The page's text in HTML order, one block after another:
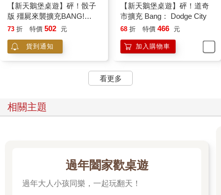
【新天鵝堡桌遊】砰！骰子
版 殭屍來襲擴充BANG!
THE DICE GAME
73 折 特價 502 元
貨到通知
【新天鵝堡桌遊】砰！道奇
市擴充 Bang： Dodge City
68 折 特價 466 元
加入購物車
看更多
相關主題
過年闔家歡桌遊
過年大人小孩同樂，一起玩翻天！